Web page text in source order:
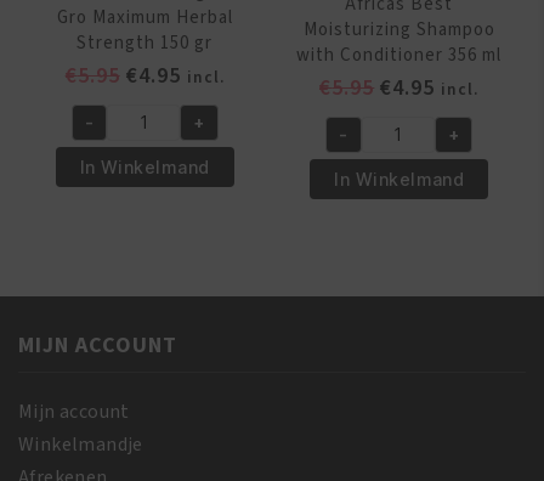
Gro Maximum Herbal
Strength 150 gr
€5.95 Oorspronkelijke
was:
€5.95.
€4.95Huidige
prijs
is:
€4.95.
incl.
African
Pride
Magical
150
aantal
- +
In Winkelmand
Moisturizing Shampoo
with Conditioner 356 ml
€5.95
was:
€5.95.
€4.95 Huidige
prijs
is:
€4.95.
incl.
Africas
Best
Moisturizing
Conditioner
- +
In Winkelmand
MIJN ACCOUNT
Mijn account
Winkelmandje